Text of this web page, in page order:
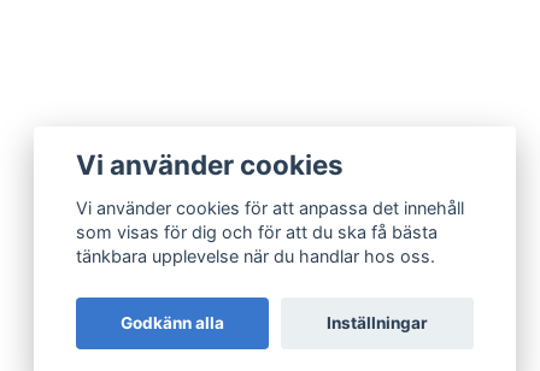
Vi använder cookies
Vi använder cookies för att anpassa det innehåll
som visas för dig och för att du ska få bästa
tänkbara upplevelse när du handlar hos oss.
Godkänn alla Inställningar